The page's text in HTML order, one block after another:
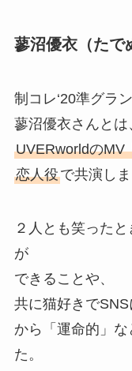
蓼沼優衣（たで
制コレ‘20準グラ
蓼沼優衣さんとは
UVERworldのMV
恋人役で共演しま
２人とも笑った
が
できることや、
共に猫好きで
から「運命的」
た。